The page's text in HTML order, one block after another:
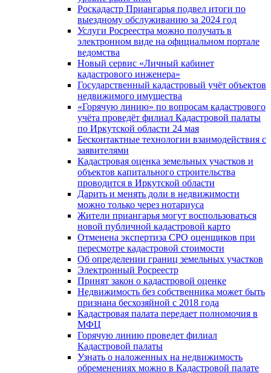
Роскадастр Приангарья подвел итоги по
выездному обслуживанию за 2024 год
Услуги Росреестра можно получать в
электронном виде на официальном портале
ведомства
Новый сервис «Личный кабинет
кадастрового инженера»
Государственный кадастровый учёт объектов
недвижимого имущества
«Горячую линию» по вопросам кадастрового
учёта проведёт филиал Кадастровой палаты
по Иркутской области 24 мая
Бесконтактные технологии взаимодействия с
заявителями
Кадастровая оценка земельных участков и
объектов капитального строительства
проводится в Иркутской области
Дарить и менять доли в недвижимости
можно только через нотариуса
Жители приангарья могут воспользоваться
новой публичной кадастровой карто
Отменена экспертиза СРО оценщиков при
пересмотре кадастровой стоимости
Об определении границ земельных участков
Электронный Росреестр
Принят закон о кадастровой оценке
Недвижимость без собственника может быть
признана бесхозяйной с 2018 года
Кадастровая палата передает полномочия в
МФЦ
Горячую линию проведет филиал
Кадастровой палаты
Узнать о наложенных на недвижимость
обременениях можно в Кадастровой палате